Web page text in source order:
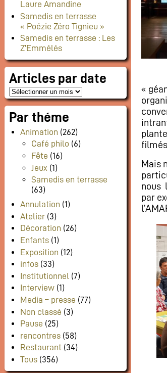
«
Mais
nous
par
Laure Amandine
Samedis en terrasse
« Poézie Zéro Tignieu »
Samedis en terrasse : Les
Z’Emmélés
Articles par date
Par théme
Animation (262)
Café philo (6)
Fête (16)
Jeux (1)
Samedis en terrasse
(63)
Annulation (1)
Atelier (3)
Décoration (26)
Enfants (1)
Exposition (12)
infos (33)
Institutionnel (7)
Interview (1)
Media – presse (77)
Non classé (3)
Pause (25)
rencontres (58)
Restaurant (34)
Tous (356)